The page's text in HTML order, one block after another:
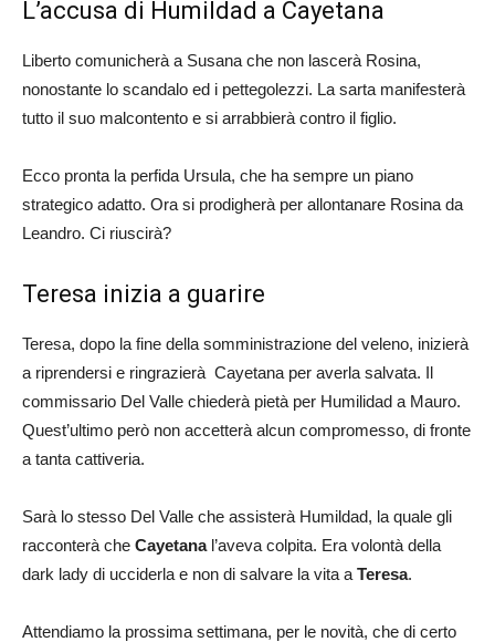
L’accusa di Humildad a Cayetana
Liberto comunicherà a Susana che non lascerà Rosina,
nonostante lo scandalo ed i pettegolezzi. La sarta manifesterà
tutto il suo malcontento e si arrabbierà contro il figlio.
Ecco pronta la perfida Ursula, che ha sempre un piano
strategico adatto. Ora si prodigherà per allontanare Rosina da
Leandro. Ci riuscirà?
Teresa inizia a guarire
Teresa, dopo la fine della somministrazione del veleno, inizierà
a riprendersi e ringrazierà Cayetana per averla salvata. Il
commissario Del Valle chiederà pietà per Humilidad a Mauro.
Quest’ultimo però non accetterà alcun compromesso, di fronte
a tanta cattiveria.
Sarà lo stesso Del Valle che assisterà Humildad, la quale gli
racconterà che Cayetanal’aveva colpita. Era volontà della
dark lady di ucciderla e non di salvare la vita a Teresa.
Attendiamo la prossima settimana, per le novità, che di certo